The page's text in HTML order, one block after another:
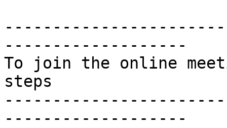
-------------------
To join the online
steps
-------------------